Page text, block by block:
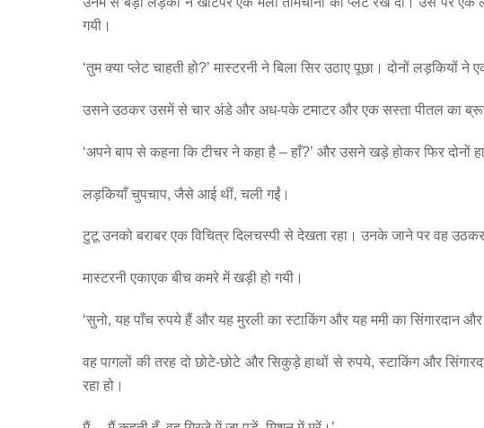
गयी।
‘तुम क्या प्लेट चाहती हो?’ मास्टरनी ने बिला सिर उठाए पूछा। दोनों लड़कियों ने
उसने उठकर उसमें से चार अंडे और अध-पके टमाटर और एक सस्ता पीतल का
‘अपने बाप से कहना कि टीचर ने कहा है – हाँ?’ और उसने खड़े होकर फिर दोनों
लड़कियाँ चुपचाप, जैसे आई थीं, चली गईं।
टुटू उनको बराबर एक विचित्र दिलचस्पी से देखता रहा। उनके जाने पर वह
मास्टरनी एकाएक बीच कमरे में खड़ी हो गयी।
‘सुनो, यह पाँच रुपये हैं और यह मुरली का स्टाकिंग और यह ममी का सिंगारदान
वह पागलों की तरह दो छोटे-छोटे और सिकुड़े हाथों से रुपये, स्टाकिंग और
रहा हो।